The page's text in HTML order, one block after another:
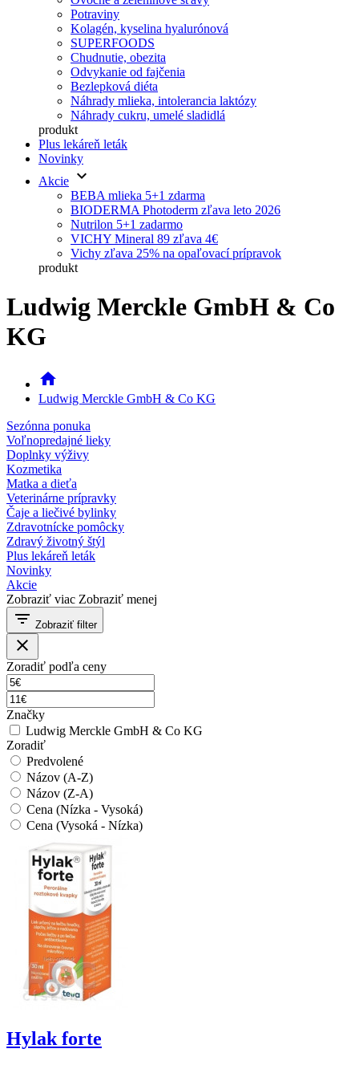
Potraviny
Kolagén, kyselina hyalurónová
SUPERFOODS
Chudnutie, obezita
Odvykanie od fajčenia
Bezlepková diéta
Náhrady mlieka, intolerancia laktózy
Náhrady cukru, umelé sladidlá
produkt
Plus lekáreň leták
Novinky
Akcie keyboard_arrow_down
BEBA mlieka 5+1 zdarma
BIODERMA Photoderm zľava leto 2026
Nutrilon 5+1 zadarmo
VICHY Mineral 89 zľava 4€
Vichy zľava 25% na opaľovací prípravok
produkt
Ludwig Merckle GmbH & Co
KG
home
Ludwig Merckle GmbH & Co KG
Sezónna ponuka
Voľnopredajné lieky
Doplnky výživy
Kozmetika
Matka a dieťa
Veterinárne prípravky
Čaje a liečivé bylinky
Zdravotnícke pomôcky
Zdravý životný štýl
Plus lekáreň leták
Novinky
Akcie
Zobraziť viac Zobraziť menej
filter_list Zobraziť filter
close
Zoradiť podľa ceny
Značky
Ludwig Merckle GmbH & Co KG
Zoradiť
Predvolené
Názov (A-Z)
Názov (Z-A)
Cena (Nízka - Vysoká)
Cena (Vysoká - Nízka)
Hylak forte